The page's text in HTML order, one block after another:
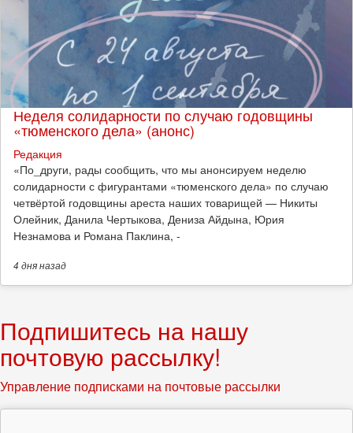
Неделя солидарности по случаю годовщины
«тюменского дела» (анонс)
Редакция
​«По_други, рады сообщить, что мы анонсируем неделю
солидарности с фигурантами «тюменского дела» по случаю
четвёртой годовщины ареста наших товарищей — Никиты
Олейник, Данила Чертыкова, Дениза Айдына, Юрия
Незнамова и Романа Паклина, -
4 дняназад
Подпишитесь на нашу
почтовую рассылку!
Управление подписками на почтовые рассылки